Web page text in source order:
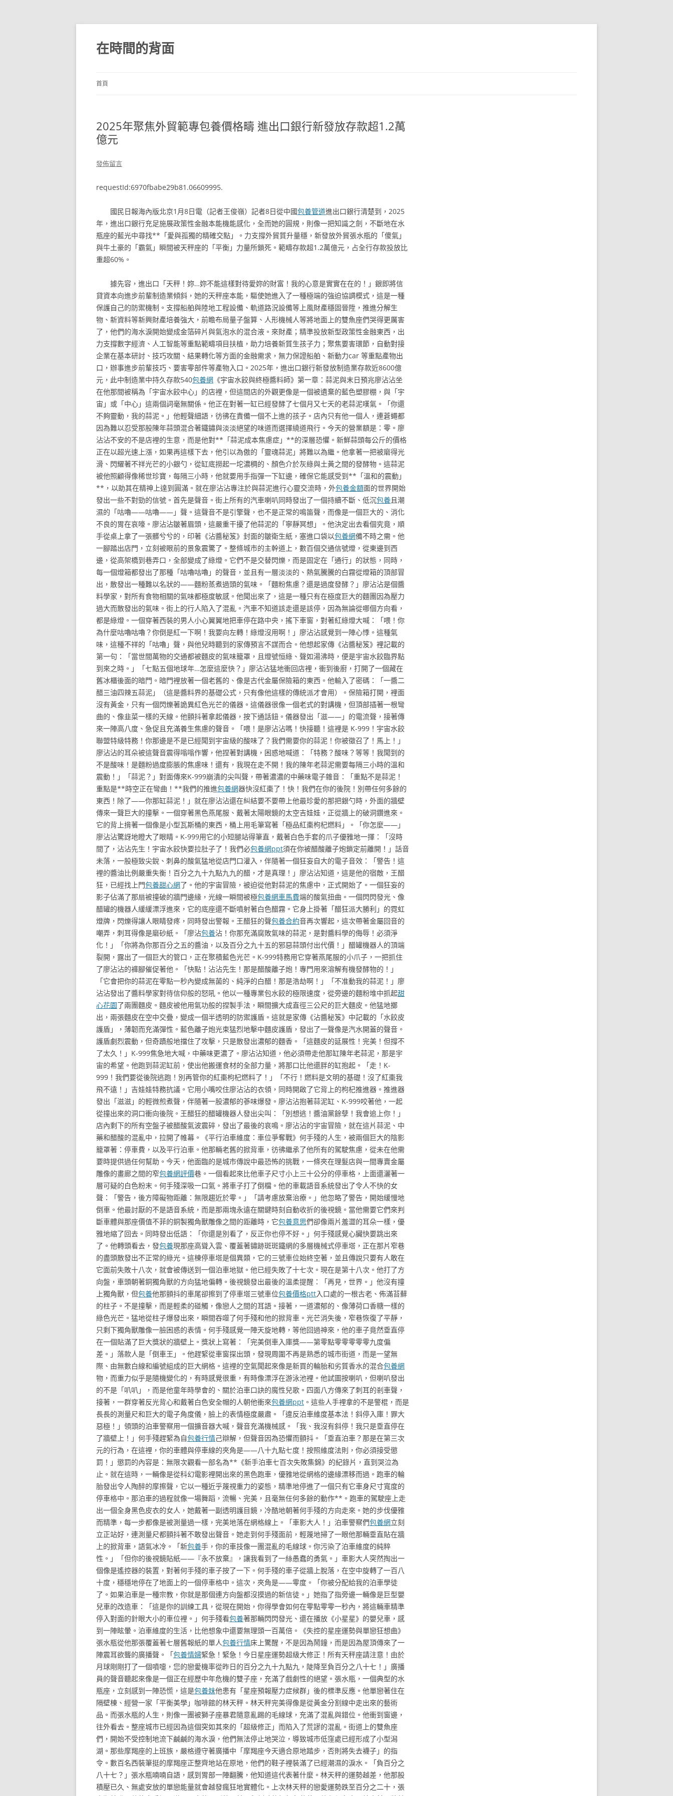
跳
主
要
內
在時間的背面
首頁
2025年聚焦外貿範專包養價格疇 進出口銀行新發放存款超1.2萬
億元
發佈留言
requestId:6970fbabe29b81.06609995.
國民日報海內版北京1月8日電（記者王俊嶺）記者8日從中國包養管道進出口銀行清楚到，2025
年，進出口銀行充足施展政策性金融本能機能感化，全而她的圓規，則像一把知識之劍，不斷地在水
瓶座的藍光中尋找**「愛與孤獨的精確交點」。力支撐外貿質升量穩，新發放外貿張水瓶的「傻氣」
與牛土豪的「霸氣」瞬間被天秤座的「平衡」力量所鎖死。範疇存款超1.2萬億元，占全行存款投放比
重超60%。
據先容，進出口「天秤！妳…妳不能這樣對待愛妳的財富！我的心意是實實在在的！」銀即將信
貸資本向進步前輩制造業傾斜，她的天秤座本能，驅使她進入了一種極端的強迫協調模式，這是一種
保護自己的防禦機制。支撐船舶與陸地工程設備、軌道路況設備等上風財產穩固晉陞，推進分解生
物、新資料等新興財產培養強大，前瞻布局量子盤算、人形機械人等將地面上的雙魚座們哭得更厲害
了，他們的海水淚開始變成金箔碎片與氣泡水的混合液。來財產；精準投放新型政策性金融東西，出
力支撐數字經濟、人工智能等重點範疇項目扶植，助力培養新質生孩子力；聚焦要害環節，自動對接
企業在基本研討、技巧攻關、結果轉化等方面的金融需求，無力保證船舶、新動力car 等重點產物出
口，辦事進步前輩技巧、要害零部件等產物入口。2025年，進出口銀行新發放制造業存款近8600億
元，此中制造業中持久存款540包養網 《宇宙水餃與終極醬料師》第一章：蒜泥與末日預兆廖沾沾坐
在他那間被稱為「宇宙水餃中心」的店裡，但這間店的外觀更像是一個被遺棄的藍色塑膠棚，與「宇
宙」或「中心」這兩個詞毫無關係。他正在對著一缸已經發酵了七個月又七天的老蒜泥嘆氣。「你還
不夠靈動，我的蒜泥。」他輕聲細語，彷彿在責備一個不上進的孩子。店內只有他一個人，連蒼蠅都
因為難以忍受那股陳年蒜頭混合著鐵鏽與淡淡絕望的味道而選擇繞道飛行。今天的營業額是：零。廖
沾沾不安的不是店裡的生意，而是他對**「蒜泥成本焦慮症」**的深層恐懼。新鮮蒜頭每公斤的價格
正在以超光速上漲，如果再這樣下去，他引以為傲的「靈魂蒜泥」將難以為繼。他拿著一把被磨得光
滑、閃耀著不祥光芒的小銀勺，從缸底撈起一坨濃稠的、顏色介於灰綠與土黃之間的發酵物。這蒜泥
被他照顧得像稀世珍寶，每隔三小時，他就要用手指彈一下缸邊，確保它能感受到**「溫和的震動」
**，以助其在精神上達到圓滿。就在廖沾沾專注於與蒜泥進行心靈交流時，外包養金額面的世界開始
發出一些不對勁的信號。首先是聲音。街上所有的汽車喇叭同時發出了一個持續不斷、低沉包養且潮
濕的「咕嚕——咕嚕——」聲。這聲音不是引擎聲，也不是正常的鳴笛聲，而像是一個巨大的、消化
不良的胃在哀嚎。廖沾沾皺著眉頭，這嚴重干擾了他蒜泥的「寧靜冥想」。他決定出去看個究竟，順
手從桌上拿了一張髒兮兮的，印著《沾醬秘笈》封面的皺衛生紙，塞進口袋以包養網備不時之需。他
一腳踏出店門，立刻被眼前的景象震驚了。整條城市的主幹道上，數百個交通信號燈，從東邊到西
邊，從高架橋到巷弄口，全部變成了綠燈。它們不是交替閃爍，而是固定在「通行」的狀態，同時，
每一個燈箱都發出了那種「咕嚕咕嚕」的聲音，並且有一層淡淡的、熱氣騰騰的白霧從燈箱的頂部冒
出，散發出一種難以名狀的——麵粉蒸煮過頭的氣味。「麵粉焦慮？還是過度發酵？」廖沾沾是個醬
料學家，對所有食物相關的氣味都極度敏感。他聞出來了，這是一種只有在極度巨大的麵團因為壓力
過大而散發出的氣味。街上的行人陷入了混亂。汽車不知道該走還是該停，因為無論從哪個方向看，
都是綠燈。一個穿著西裝的男人小心翼翼地把車停在路中央，搖下車窗，對著紅綠燈大喊：「喂！你
為什麼咕嚕咕嚕？你倒是紅一下啊！我要向左轉！綠燈沒用啊！」廖沾沾感覺到一陣心悸。這種氣
味，這種不祥的「咕嚕」聲，與他兒時聽到的家傳預言不謀而合。他想起家傳《沾醬秘笈》裡記載的
第一句：「當世間萬物的交通都被麵皮的氣味籠罩，且燈號恒綠、聲如湯沸時，便是宇宙水餃臨界點
到來之時。」「七點五個地球年…怎麼這麼快？」廖沾沾猛地衝回店裡，衝到後廚，打開了一個藏在
舊冰櫃後面的暗門。暗門裡放著一個老舊的、像是古代金屬保險箱的東西。他輸入了密碼：「一醬二
醋三油四辣五蒜泥」（這是醬料界的基礎公式，只有像他這樣的傳統派才會用）。保險箱打開，裡面
沒有黃金，只有一個閃爍著詭異紅色光芒的儀器。這儀器很像一個老式的對講機，但頂部插著一根彎
曲的、像韭菜一樣的天線。他顫抖著拿起儀器，按下通話鈕。儀器發出「滋——」的電流聲，接著傳
來一陣高八度、急促且充滿養生焦慮的聲音。「喂！是廖沾沾嗎！快接聽！這裡是 K-999！宇宙水餃
聯盟特級特務！你那邊是不是已經聞到宇宙級的酸味了？我們需要你的蒜泥！你被徵召了！馬上！」
廖沾沾的耳朵被這聲音震得嗡嗡作響，他捏著對講機，困惑地喊道：「特務？酸味？等等！我聞到的
不是酸味！是麵粉過度膨脹的焦慮味！還有，我現在走不開！我的陳年老蒜泥需要每隔三小時的溫和
震動！」「蒜泥？」對面傳來K-999崩潰的尖叫聲，帶著濃濃的中藥味電子雜音：「重點不是蒜泥！
重點是**時空正在彎曲！**我們的推進包養網器快沒紅棗了！快！我們在你的後院！別帶任何多餘的
東西！除了——你那缸蒜泥！」就在廖沾沾還在糾結要不要帶上他最珍愛的那把銀勺時，外面的牆壁
傳來一聲巨大的撞擊。一個穿著黑色燕尾服、戴著太陽眼鏡的太空吉娃娃，正從牆上的破洞鑽進來。
它的背上揹著一個像是小型瓦斯桶的東西，桶上用毛筆寫著「極品紅棗枸杞燃料」。「你怎麼——」
廖沾沾驚訝地瞪大了眼睛。K-999用它的小短腿站得筆直，戴著白色手套的爪子優雅地一揮：「沒時
間了，沾沾先生！宇宙水餃快要拉肚子了！我們必包養網ppt須在你被醋酸離子炮鎖定前離開！」話音
未落，一股極致尖銳、刺鼻的酸氣猛地從店門口灌入，伴隨著一個狂妄自大的電子音效：「警告！這
裡的醬油比例嚴重失衡！百分之九十九點九九的醋，才是真理！」廖沾沾知道，這是他的宿敵，王醋
狂，已經找上門包養甜心網了。他的宇宙冒險，被迫從他對蒜泥的焦慮中，正式開始了。一個狂妄的
影子佔滿了那扇被撞破的牆門邊緣，光線一瞬間被極包養網車馬費端的酸氣扭曲。一個閃閃發光、像
醋罐的機器人緩緩漂浮進來，它的底座還不斷噴射著白色醋霧。它身上掛著「醋狂派大勝利」的霓虹
燈牌，閃爍得讓人眼睛發疼，同時發出警報。王醋狂的聲包養合約音再次響起，這次帶著金屬回音的
嘲弄，刺耳得像是磨砂紙。「廖沾包養沾！你那充滿腐敗氣味的蒜泥，是對醬料學的侮辱！必須淨
化！」「你將為你那百分之五的醬油，以及百分之九十五的邪惡蒜頭付出代價！」醋罐機器人的頂端
裂開，露出了一個巨大的管口，正在聚積藍色光芒。K-999特務用它穿著燕尾服的小爪子，一把抓住
了廖沾沾的褲腳催促著他。「快點！沾沾先生！那是醋酸離子炮！專門用來溶解有機發酵物的！」
「它會把你的蒜泥在零點一秒內變成無菌的、純淨的白醋！那是浩劫啊！」「不准動我的蒜泥！」廖
沾沾發出了醬料學家對待信仰般的怒吼。他以一種專業包水餃的極限速度，從旁邊的麵粉堆中抓起甜
心花園了兩團麵皮。麵皮被他用氣功般的捏製手法，瞬間擴大成直徑三公尺的巨大麵皮。他猛地擲
出，兩張麵皮在空中交疊，變成一個半透明的防禦護盾。這就是家傳《沾醬秘笈》中記載的「水餃皮
護盾」，薄韌而充滿彈性。藍色離子炮光束猛烈地擊中麵皮護盾，發出了一聲像是汽水開蓋的聲音。
護盾劇烈震動，但奇蹟般地擋住了攻擊，只是散發出濃郁的麵香。「這麵皮的延展性！完美！但撐不
了太久！」K-999焦急地大喊，中藥味更濃了。廖沾沾知道，他必須帶走他那缸陳年老蒜泥，那是宇
宙的希望。他跑到蒜泥缸前，使出他搬運食材的全部力量，將那口比他還胖的缸抱起。「走！K-
999！我們要從後院逃跑！別再管你的紅棗枸杞燃料了！」「不行！燃料是文明的基礎！沒了紅棗我
飛不遠！」吉娃娃特務抗議。它用小嘴咬住廖沾沾的衣領，同時開啟了它背上的枸杞推進器。推進器
發出「滋滋」的輕微煎煮聲，伴隨著一股濃郁的蔘味爆發。廖沾沾抱著蒜泥缸、K-999咬著他，一起
從撞出來的洞口衝向後院。王醋狂的醋罐機器人發出尖叫：「別想逃！醬油黨餘孽！我會追上你！」
店內剩下的所有空盤子被醋酸氣波震碎，發出了最後的哀鳴。廖沾沾的宇宙冒險，就在這片蒜泥、中
藥和醋酸的混亂中，拉開了帷幕。《平行泊車維度：車位爭奪戰》何手殘的人生，被兩個巨大的陰影
籠罩著：停車費，以及平行泊車。他那輛老舊的掀背車，彷彿繼承了他所有的駕駛焦慮，從未在他需
要時提供過任何幫助。今天，他面臨的是城市傳說中最恐怖的挑戰，一條夾在理髮店與一間專賣金屬
雕像的畫廊之間的窄包養網評價巷。一個看起來比他車子尺寸小上三十公分的停車格，上面還灑著一
層可疑的白色粉末。何手殘深吸一口氣。將車子打了倒檔。他的車載語音系統發出了令人不快的女
聲：「警告，後方障礙物距離：無限趨近於零。」「請考慮放棄治療。」他忽略了警告，開始緩慢地
倒車。他最討厭的不是語音系統，而是那兩塊永遠在關鍵時刻自動收折的後視鏡。當他需要它們來判
斷車體與那座價值不菲的銅製獨角獸雕像之間的距離時，它包養意思們卻像兩片羞澀的耳朵一樣，優
雅地縮了回去。同時發出低語：「你還是別看了，反正你也停不好。」何手殘感覺心臟快要跳出來
了。他轉頭看去，發包養現那座高聳入雲、覆蓋著鏽跡斑斑鐵網的多層機械式停車塔，正在那片窄巷
的盡頭散發出不正常的綠光。這棟停車塔是個異類，它的三號車位始終空著，並且傳說只要有人敢在
它面前失敗十八次，就會被傳送到一個泊車地獄。他已經失敗了十七次。現在是第十八次。他打了方
向盤，車頭朝著銅獨角獸的方向猛地偏轉。後視鏡發出最後的溫柔提醒：「再見，世界。」他沒有撞
上獨角獸，但包養他那顫抖的車尾卻擦到了停車塔三號車位包養價格ptt入口處的一根古老、佈滿苔蘚
的柱子。不是撞擊，而是輕柔的碰觸，像戀人之間的耳語。接著，一道濃郁的、像薄荷口香糖一樣的
綠色光芒。猛地從柱子爆發出來，瞬間吞噬了何手殘和他的掀背車。光芒消失後，窄巷恢復了平靜，
只剩下獨角獸雕像一臉困惑的表情。何手殘感覺一陣天旋地轉，等他回過神來，他的車子竟然垂直停
在一個貼滿了巨大獎狀的牆壁上。獎狀上寫著：「完美倒車入庫獎——第零點零零零零零九度偏
差。」落款人是「倒車王」。他趕緊從車窗探出頭，發現周圍不再是熟悉的城市街道，而是一望無
際、由無數白線和編號組成的巨大網格。這裡的空氣聞起來像是新買的輪胎和劣質香水的混合包養網
物，而重力似乎是隨機變化的，有時感覺很重，有時像漂浮在游泳池裡。他試圖按喇叭，但喇叭發出
的不是「叭叭」，而是他童年時學會的、關於泊車口訣的魔性兒歌。四面八方傳來了刺耳的剎車聲，
接著，一群穿著反光背心和戴著白色安全帽的人朝他衝來包養網ppt 。這些人手裡拿的不是警棍，而是
長長的測量尺和巨大的電子角度儀，臉上的表情極度嚴肅。「違反泊車維度基本法！斜停入庫！罪大
惡極！」領頭的泊車警察用一個擴音器大喊，聲音充滿機械感。「我、我沒有斜停！我只是垂直停在
了牆壁上！」何手殘趕緊為自包養行情己辯解，但聲音因為恐懼而顫抖。「垂直泊車？那是在第三次
元的行為，在這裡，你的車體與停車線的夾角是——八十九點七度！按照維度法則，你必須接受懲
罰！」懲罰的內容是：無限次觀看一部名為**《新手泊車七百次失敗集錦》的紀錄片，直到哭泣為
止。就在這時，一輛像是從科幻電影裡開出來的黑色跑車，優雅地從網格的邊緣漂移而過。跑車的輪
胎發出令人陶醉的摩擦聲，它以一種近乎蔑視重力的姿態，精準地停進了一個只有它車身尺寸寬度的
停車格中。那泊車的過程就像一場舞蹈，流暢、完美，且毫無任何多餘的動作**。跑車的駕駛座上走
出一個全身黑色皮衣的女人，她戴著一副透明護目鏡，冷酷地朝著何手殘的方向走來。她的步伐優雅
而精準，每一步都像是被測量過一樣，完美地落在網格線上。「車影大人！」泊車警察們包養網立刻
立正站好，連測量尺都顫抖著不敢發出聲音。她走到何手殘面前，輕蔑地掃了一眼他那輛垂直貼在牆
上的掀背車，語氣冰冷。「新包養手，你的車技像一團混亂的毛線球。你污染了泊車維度的純粹
性。」「但你的後視鏡貼紙——『永不放棄』，讓我看到了一絲愚蠢的勇氣。」車影大人突然掏出一
個像是遙控器的裝置，對著何手殘的車子按了一下。何手殘的車子從牆上脫落，在空中旋轉了一百八
十度，穩穩地停在了地面上的一個停車格中。這次，夾角是——零度。「你被分配給我的泊車學徒
了。如果泊車是一種宗教，你就是那個連方向盤都沒摸過的新信徒。」她指了指旁邊一輛像是巨型嬰
兒車的改造車：「這是你的訓練工具，從現在開始，你得學會如何在零點零零一秒內，將這輛車精準
停入對面的針眼大小的車位裡。」何手殘看包養著那輛閃閃發光、還在播放《小星星》的嬰兒車，感
到一陣眩暈。泊車維度的生活，比他想象中還要無理頭一百萬倍。《失控的星座運勢與單戀狂想曲》
張水瓶從他那張覆蓋著七層舊報紙的單人包養行情床上驚醒，不是因為鬧鐘，而是因為屋頂傳來了一
陣震耳欲聾的廣播聲。「包養情婦緊急！緊急！今日星座運勢超級大修正！所有天秤座請注意！由於
月球剛剛打了一個噴嚏，您的戀愛機率從昨日的百分之九十九點九，陡降至負百分之八十七！」廣播
員的聲音聽起來像是一個正在經歷中年危機的雙子座，充滿了戲劇性的絕望。張水瓶，一個典型的水
瓶座，立刻感到一陣恐慌，這是包養妹他患有「星座預報壓力症候群」後的標準反應。他單戀著住在
隔壁棟、經營一家「平衡美學」咖啡館的林天秤。林天秤完美得像是從黃金分割線中走出來的藝術
品。而張水瓶的人生，則像一團被獅子座暴君隨意亂踢的毛線球，充滿了混亂與錯位。他衝到窗邊，
往外看去。整座城市已經因為這個突如其來的「超級修正」而陷入了荒謬的混亂。街道上的雙魚座
們，開始不受控制地流下鹹鹹的海水淚，他們無法停止地哭泣，導致城市低窪處已經形成了小型潟
湖。那些摩羯座的上班族，嚴格遵守著廣播中「摩羯座今天適合原地踏步，否則將失去襪子」的指
令。數百名西裝筆挺的摩羯座正整齊地站在原地，他們的鞋子裡裝滿了已經潮濕的淚水。「負百分之
八十七？」張水瓶喃喃自語，感到胃部一陣翻騰，他知道這代表著什麼。林天秤的運勢越差，他那股
積壓已久、無處安放的單戀能量就會越發瘋狂地實體化。上次林天秤的戀愛運勢跌至百分之二十，張